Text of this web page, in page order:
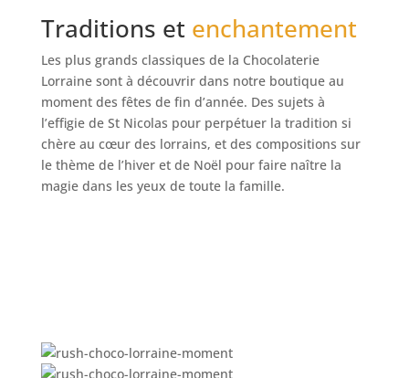
Traditions et enchantement
Les plus grands classiques de la Chocolaterie
Lorraine sont à découvrir dans notre boutique au
moment des fêtes de fin d’année. Des sujets à
l’effigie de St Nicolas pour perpétuer la tradition si
chère au cœur des lorrains, et des compositions sur
le thème de l’hiver et de Noël pour faire naître la
magie dans les yeux de toute la famille.